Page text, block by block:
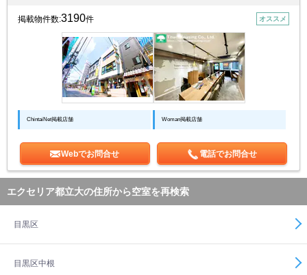
掲載物件数:3190件 オススメ
ChintaiNet掲載店舗 Woman掲載店舗
Webでお問合せ 電話でお問合せ
エクセリア都立大の住所から空室を再検索
目黒区
目黒区中根